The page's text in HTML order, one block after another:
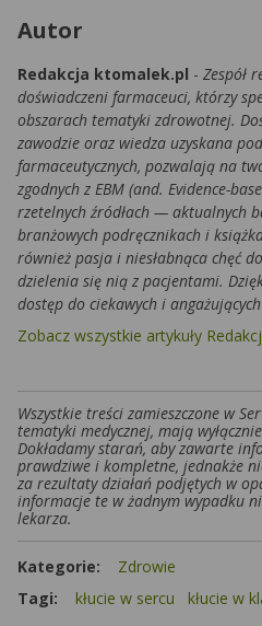
Autor
Redakcja ktomalek.pl - Zespół
doświadczeni farmaceuci, którzy
obszarach tematyki zdrowotnej.
zawodzie oraz wiedza uzyskana
farmaceutycznych, pozwalają na
zgodnych z EBM (and. Evidence-
rzetelnych źródłach — aktualnych
branżowych podręcznikach i
również pasja i niesłabnąca chęć
dzielenia się nią z pacjentami.
dostęp do ciekawych i
Zobacz wszystkie artykuły
Wszystkie treści zamieszczone w
tematyki medycznej, mają
Dokładamy starań, aby zawarte
prawdziwe i kompletne, jednakże
za rezultaty działań podjętych w
informacje te w żadnym wypadku
lekarza.
Kategorie:
Zdrowie
Tagi:
kłucie w sercu kłucie w